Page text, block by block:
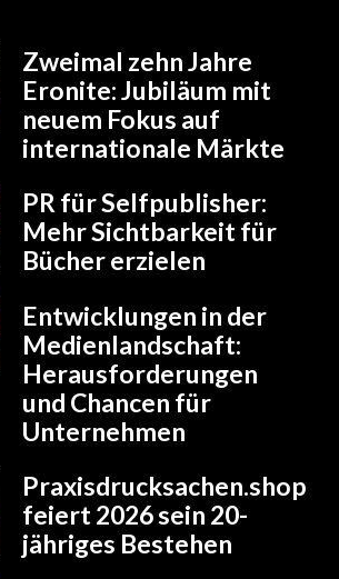
Zweimal zehn Jahre
Eronite: Jubiläum mit
neuem Fokus auf
internationale Märkte
PR für Selfpublisher:
Mehr Sichtbarkeit für
Bücher erzielen
Entwicklungen in der
Medienlandschaft:
Herausforderungen
und Chancen für
Unternehmen
Praxisdrucksachen.shop
feiert 2026 sein 20-
jähriges Bestehen